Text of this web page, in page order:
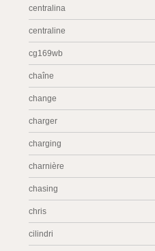
centralina
centraline
cg169wb
chaîne
change
charger
charging
charnière
chasing
chris
cilindri